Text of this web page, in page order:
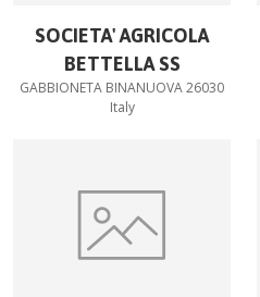
SOCIETA' AGRICOLA
BETTELLA SS
GABBIONETA BINANUOVA 26030
Italy